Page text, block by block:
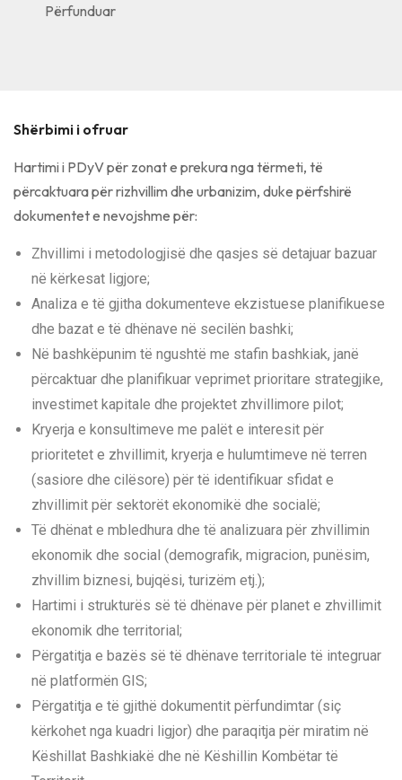
Përfunduar
Shërbimi i ofruar
Hartimi i PDyV për zonat e prekura nga tërmeti, të
përcaktuara për rizhvillim dhe urbanizim, duke përfshirë
dokumentet e nevojshme për:
Zhvillimi i metodologjisë dhe qasjes së detajuar bazuar
në kërkesat ligjore;
Analiza e të gjitha dokumenteve ekzistuese planifikuese
dhe bazat e të dhënave në secilën bashki;
Në bashkëpunim të ngushtë me stafin bashkiak, janë
përcaktuar dhe planifikuar veprimet prioritare strategjike,
investimet kapitale dhe projektet zhvillimore pilot;
Kryerja e konsultimeve me palët e interesit për
prioritetet e zhvillimit, kryerja e hulumtimeve në terren
(sasiore dhe cilësore) për të identifikuar sfidat e
zhvillimit për sektorët ekonomikë dhe socialë;
Të dhënat e mbledhura dhe të analizuara për zhvillimin
ekonomik dhe social (demografik, migracion, punësim,
zhvillim biznesi, bujqësi, turizëm etj.);
Hartimi i strukturës së të dhënave për planet e zhvillimit
ekonomik dhe territorial;
Përgatitja e bazës së të dhënave territoriale të integruar
në platformën GIS;
Përgatitja e të gjithë dokumentit përfundimtar (siç
kërkohet nga kuadri ligjor) dhe paraqitja për miratim në
Këshillat Bashkiakë dhe në Këshillin Kombëtar të